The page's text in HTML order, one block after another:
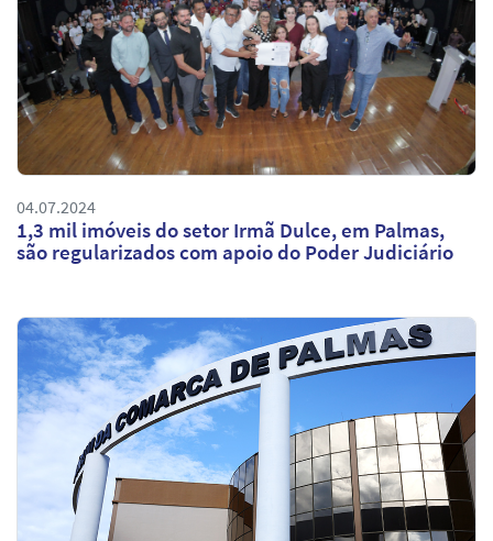
04.07.2024
1,3 mil imóveis do setor Irmã Dulce, em Palmas,
são regularizados com apoio do Poder Judiciário